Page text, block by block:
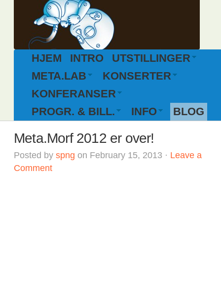
HJEM INTRO
UTSTILLINGER
META.LAB
KONSERTER
KONFERANSER
PROGR. & BILL.
INFO BLOG
Meta.Morf 2012 er over!
Posted by spng on February 15, 2013 · Leave a
Comment